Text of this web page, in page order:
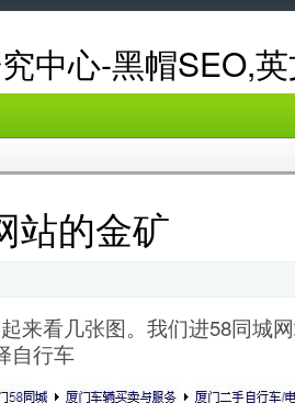
中心-黑帽SEO,
站的金矿
来看几张图。我们进58同城
自行车